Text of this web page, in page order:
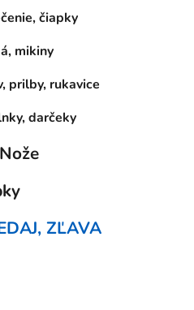
čiapky
mikiny
prilby, rukavice
darčeky
ZĽAVA